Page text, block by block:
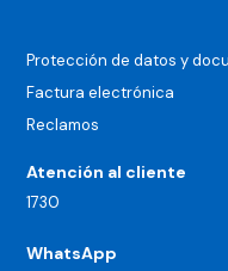
Protección de datos y
Factura electrónica
Reclamos
Atención al cliente
1730
WhatsApp